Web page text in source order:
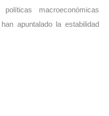
macroeconómicas
apuntalado la estabilidad